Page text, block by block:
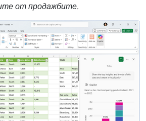
от продажбите.